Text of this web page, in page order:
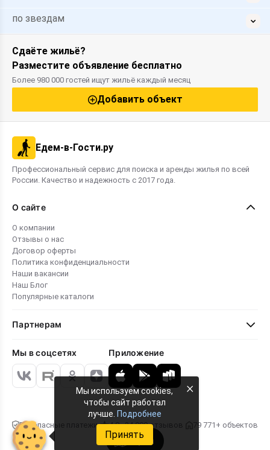
по звездам
Карта
Сдаёте жильё?
Разместите объявление бесплатно
Более 980 000 гостей ищут жильё каждый месяц
Добавить объект
Едем-в-Гости.ру
Профессиональный сервис для поиска и аренды жилья по всей
России. Качество и надежность с 2017 года.
О сайте
О компании
Отзывы о нас
Договор оферты
Политика конфиденциальности
Наши вакансии
Наш Блог
Популярные каталоги
Партнерам
Мы в соцсетях Приложение
Безопасные платежи 4.8 · 24 000 отзывов 79 771+ объектов
Мы используем cookies,
чтобы сайт работал
лучше. Подробнее
×
Принять